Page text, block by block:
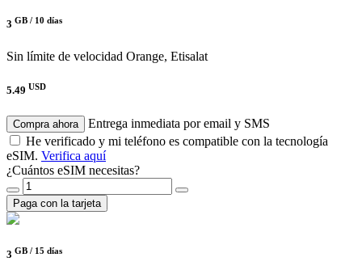
3 GB / 10 días
Sin límite de velocidad Orange, Etisalat
5.49 USD
Compra ahora
Entrega inmediata por email y SMS
He verificado y mi teléfono es compatible con la tecnología
eSIM. Verifica aquí
¿Cuántos eSIM necesitas?
Paga con la tarjeta
3 GB / 15 días